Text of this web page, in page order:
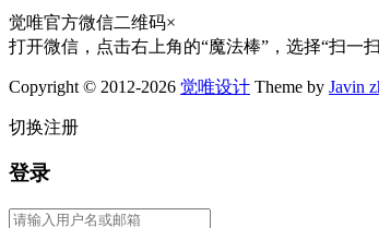
觉唯官方微信二维码×
打开微信，点击右上角的“魔法棒”，选择“扫一
Copyright © 2012-2026 觉唯设计 Theme by Javin
切换注册
登录